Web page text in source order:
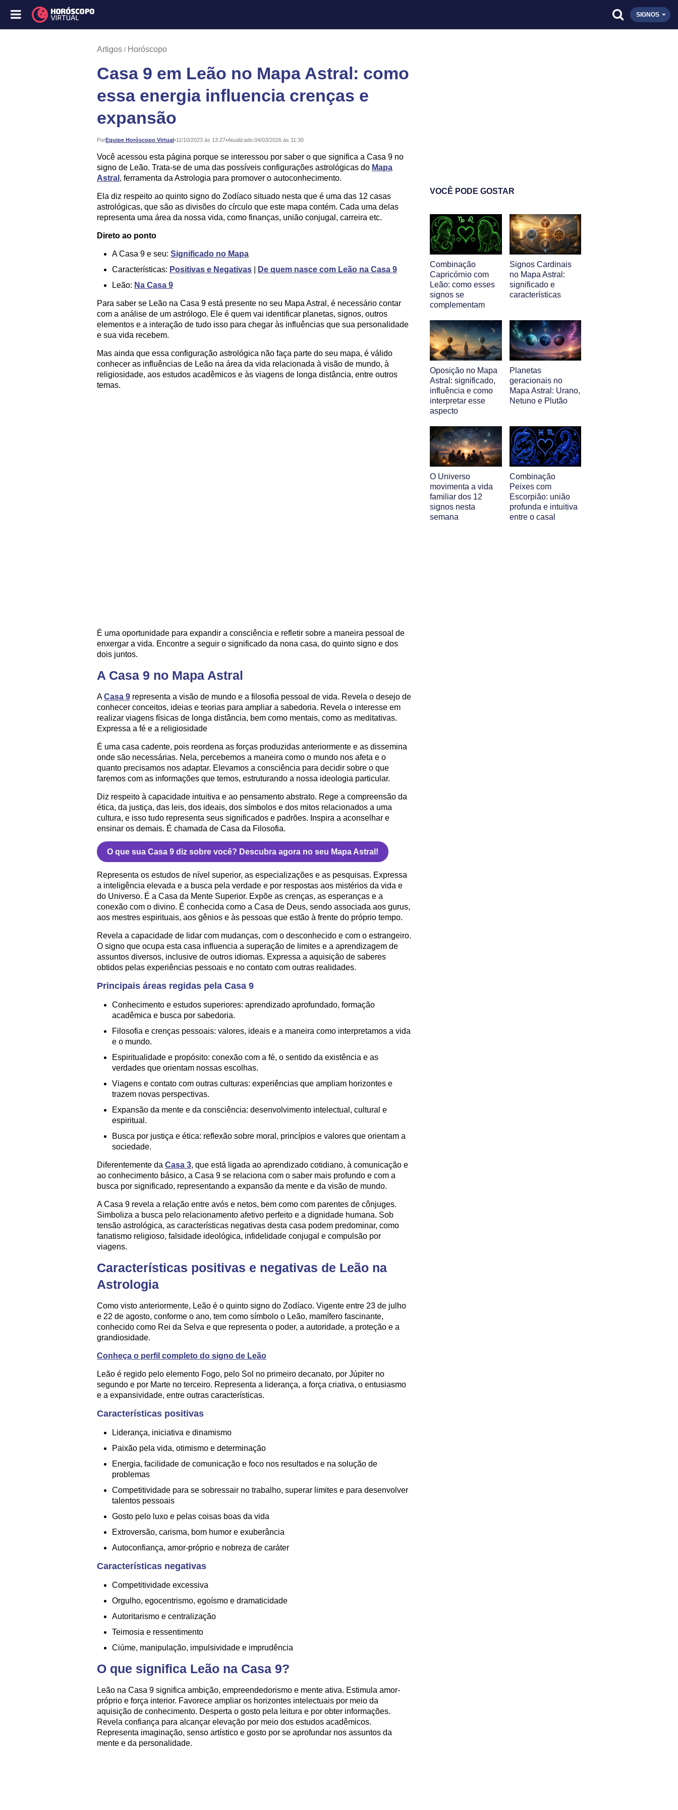
SIGNOS
Artigos Horóscopo
Casa 9 em Leão no Mapa Astral: como
essa energia influencia crenças e
expansão
PorEquipe Horóscopo Virtual•
Publicado: 11/10/2023 às 13:27•Atualizado:04/03/2026 às 11:30
Você acessou esta página porque se interessou por saber o que significa a Casa 9 no
signo de Leão. Trata-se de uma das possíveis configurações astrológicas do Mapa
Astral , ferramenta da Astrologia para promover o autoconhecimento.
Ela diz respeito ao quinto signo do Zodíaco situado nesta que é uma das 12 casas
astrológicas, que são as divisões do círculo que este mapa contém. Cada uma delas
representa uma área da nossa vida, como finanças, união conjugal, carreira etc.
Direto ao ponto
A Casa 9 e seu: Significado no Mapa
Características: Positivas e Negativas
De quem nasce com Leão na Casa 9
Leão: Na Casa 9
Para saber se Leão na Casa 9 está presente no seu Mapa Astral, é necessário contar
com a análise de um astrólogo. Ele é quem vai identificar planetas, signos, outros
elementos e a interação de tudo isso para chegar às influências que sua personalidade
e sua vida recebem.
Mas ainda que essa configuração astrológica não faça parte do seu mapa, é válido
conhecer as influências de Leão na área da vida relacionada à visão de mundo, à
religiosidade, aos estudos acadêmicos e às viagens de longa distância, entre outros
temas.
É uma oportunidade para expandir a consciência e refletir sobre a maneira pessoal de
enxergar a vida. Encontre a seguir o significado da nona casa, do quinto signo e dos
dois juntos.
A Casa 9 no Mapa Astral
ACasa 9 representa a visão de mundo e a filosofia pessoal de vida. Revela o desejo de
conhecer conceitos, ideias e teorias para ampliar a sabedoria. Revela o interesse em
realizar viagens físicas de longa distância, bem como mentais, como as meditativas.
Expressa a fé e a religiosidade
É uma casa cadente, pois reordena as forças produzidas anteriormente e as dissemina
onde são necessárias. Nela, percebemos a maneira como o mundo nos afeta e o
quanto precisamos nos adaptar. Elevamos a consciência para decidir sobre o que
faremos com as informações que temos, estruturando a nossa ideologia particular.
Diz respeito à capacidade intuitiva e ao pensamento abstrato. Rege a compreensão da
ética, da justiça, das leis, dos ideais, dos símbolos e dos mitos relacionados a uma
cultura, e isso tudo representa seus significados e padrões. Inspira a aconselhar e
ensinar os demais. É chamada de Casa da Filosofia.
O que sua Casa 9 diz sobre você? Descubra agora no seu Mapa Astral!
Representa os estudos de nível superior, as especializações e as pesquisas. Expressa
a inteligência elevada e a busca pela verdade e por respostas aos mistérios da vida e
do Universo. É a Casa da Mente Superior. Expõe as crenças, as esperanças e a
conexão com o divino. É conhecida como a Casa de Deus, sendo associada aos gurus,
aos mestres espirituais, aos gênios e às pessoas que estão à frente do próprio tempo.
Revela a capacidade de lidar com mudanças, com o desconhecido e com o estrangeiro.
O signo que ocupa esta casa influencia a superação de limites e a aprendizagem de
assuntos diversos, inclusive de outros idiomas. Expressa a aquisição de saberes
obtidos pelas experiências pessoais e no contato com outras realidades.
Principais áreas regidas pela Casa 9
Conhecimento e estudos superiores: aprendizado aprofundado, formação
acadêmica e busca por sabedoria.
Filosofia e crenças pessoais: valores, ideais e a maneira como interpretamos a vida
e o mundo.
Espiritualidade e propósito: conexão com a fé, o sentido da existência e as
verdades que orientam nossas escolhas.
Viagens e contato com outras culturas: experiências que ampliam horizontes e
trazem novas perspectivas.
Expansão da mente e da consciência: desenvolvimento intelectual, cultural e
espiritual.
Busca por justiça e ética: reflexão sobre moral, princípios e valores que orientam a
sociedade.
Diferentemente da Casa 3, que está ligada ao aprendizado cotidiano, à comunicação e
ao conhecimento básico, a Casa 9 se relaciona com o saber mais profundo e com a
busca por significado, representando a expansão da mente e da visão de mundo.
A Casa 9 revela a relação entre avós e netos, bem como com parentes de cônjuges.
Simboliza a busca pelo relacionamento afetivo perfeito e a dignidade humana. Sob
tensão astrológica, as características negativas desta casa podem predominar, como
fanatismo religioso, falsidade ideológica, infidelidade conjugal e compulsão por
viagens.
Características positivas e negativas de Leão na
Astrologia
Como visto anteriormente, Leão é o quinto signo do Zodíaco. Vigente entre 23 de julho
e 22 de agosto, conforme o ano, tem como símbolo o Leão, mamífero fascinante,
conhecido como Rei da Selva e que representa o poder, a autoridade, a proteção e a
grandiosidade.
Conheça o perfil completo do signo de Leão
Leão é regido pelo elemento Fogo, pelo Sol no primeiro decanato, por Júpiter no
segundo e por Marte no terceiro. Representa a liderança, a força criativa, o entusiasmo
e a expansividade, entre outras características.
Características positivas
Liderança, iniciativa e dinamismo
Paixão pela vida, otimismo e determinação
Energia, facilidade de comunicação e foco nos resultados e na solução de
problemas
Competitividade para se sobressair no trabalho, superar limites e para desenvolver
talentos pessoais
Gosto pelo luxo e pelas coisas boas da vida
Extroversão, carisma, bom humor e exuberância
Autoconfiança, amor-próprio e nobreza de caráter
Características negativas
Competitividade excessiva
Orgulho, egocentrismo, egoísmo e dramaticidade
Autoritarismo e centralização
Teimosia e ressentimento
Ciúme, manipulação, impulsividade e imprudência
O que significa Leão na Casa 9?
Leão na Casa 9 significa ambição, empreendedorismo e mente ativa. Estimula amor-
próprio e força interior. Favorece ampliar os horizontes intelectuais por meio da
aquisição de conhecimento. Desperta o gosto pela leitura e por obter informações.
Revela confiança para alcançar elevação por meio dos estudos acadêmicos.
Representa imaginação, senso artístico e gosto por se aprofundar nos assuntos da
mente e da personalidade.
VOCÊ PODE GOSTAR
Combinação
Capricórnio com
Leão: como esses
signos se
complementam
Signos Cardinais
no Mapa Astral:
significado e
características
Oposição no Mapa
Astral: significado,
influência e como
interpretar esse
aspecto
Planetas
geracionais no
Mapa Astral: Urano,
Netuno e Plutão
O Universo
movimenta a vida
familiar dos 12
signos nesta
semana
Combinação
Peixes com
Escorpião: união
profunda e intuitiva
entre o casal